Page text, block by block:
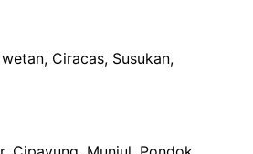
Ciracas, Susukan,